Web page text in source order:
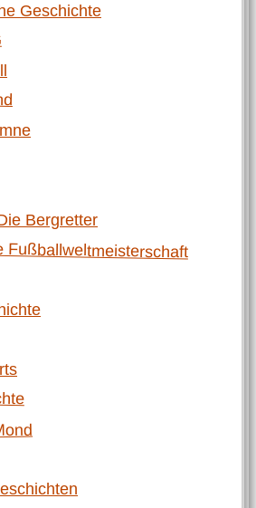
Geschichte
Bergretter
Fußballweltmeisterschaft